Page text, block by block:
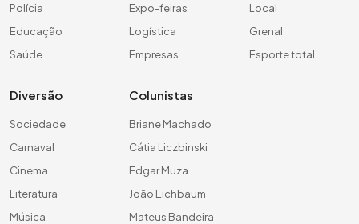
Polícia
Educação
Saúde
Expo-feiras
Logística
Empresas
Local
Grenal
Esporte total
Diversão
Sociedade
Carnaval
Cinema
Literatura
Música
Colunistas
Briane Machado
Cátia Liczbinski
Edgar Muza
João Eichbaum
Mateus Bandeira